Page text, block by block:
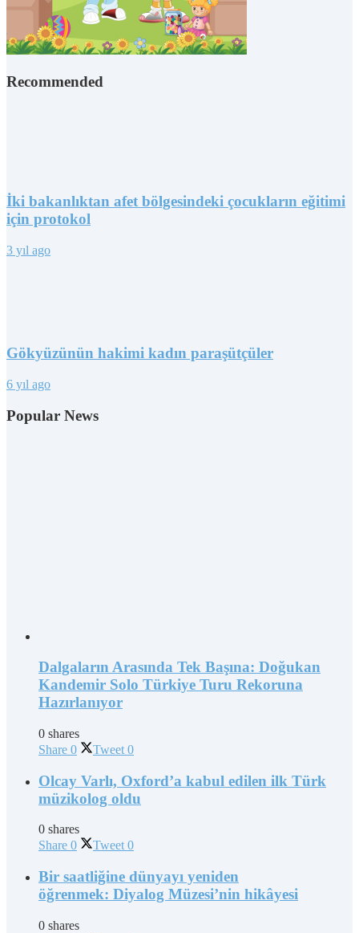
Recommended
İki bakanlıktan afet bölgesindeki çocukların eğitimi
için protokol
3 yıl ago
Gökyüzünün hakimi kadın paraşütçüler
6 yıl ago
Popular News
Dalgaların Arasında Tek Başına: Doğukan
Kandemir Solo Türkiye Turu Rekoruna
Hazırlanıyor
0 shares
Share 0 Tweet 0
Olcay Varlı, Oxford’a kabul edilen ilk Türk
müzikolog oldu
0 shares
Share 0 Tweet 0
Bir saatliğine dünyayı yeniden
öğrenmek: Diyalog Müzesi’nin hikâyesi
0 shares